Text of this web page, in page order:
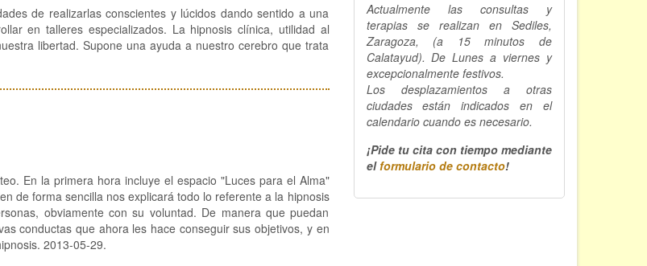
de realizarlas conscientes y lúcidos dando sentido a una
en talleres especializados. La hipnosis clínica, utilidad al
libertad. Supone una ayuda a nuestro cerebro que trata
En la primera hora incluye el espacio "Luces para el Alma"
de forma sencilla nos explicará todo lo referente a la hipnosis
obviamente con su voluntad. De manera que puedan
conductas que ahora les hace conseguir sus objetivos, y en
2013-05-29.
Actualmente las consultas y
terapias se realizan en Sediles,
Zaragoza, (a 15 minutos de
Calatayud). De Lunes a viernes y
excepcionalmente festivos.
Los desplazamientos a otras
ciudades están indicados en el
calendario cuando es necesario.
¡Pide tu cita con tiempo mediante
elformulario de contacto!